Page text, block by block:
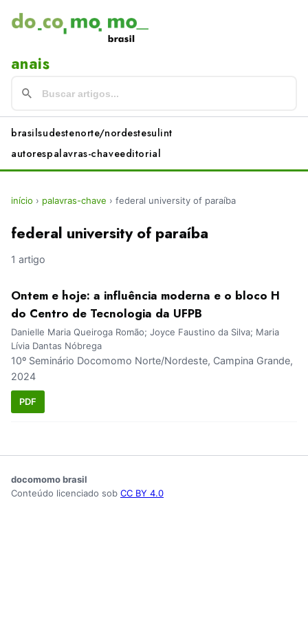
anais
brasilsudestenorte/nordestesulint
autorespalavras-chaveeditorial
início › palavras-chave › federal university of paraíba
federal university of paraíba
1 artigo
Ontem e hoje: a influência moderna e o bloco H
do Centro de Tecnologia da UFPB
Danielle Maria Queiroga Romão; Joyce Faustino da Silva; Maria
Lívia Dantas Nóbrega
10º Seminário Docomomo Norte/Nordeste, Campina Grande,
2024
PDF
docomomo brasil
Conteúdo licenciado sob CC BY 4.0